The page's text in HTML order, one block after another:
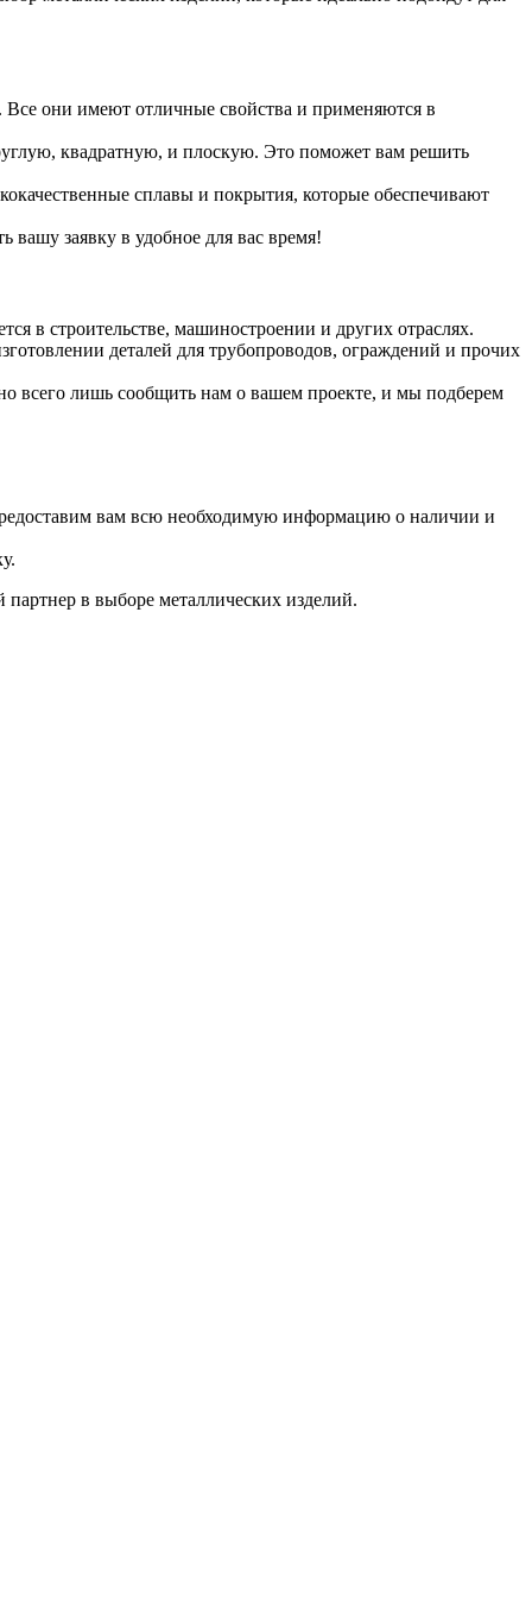
они имеют отличные свойства и применяются в
квадратную, и плоскую. Это поможет вам решить
сплавы и покрытия, которые обеспечивают
заявку в удобное для вас время!
в строительстве, машиностроении и других отраслях.
деталей для трубопроводов, ограждений и прочих
лишь сообщить нам о вашем проекте, и мы подберем
вам всю необходимую информацию о наличии и
в выборе металлических изделий.